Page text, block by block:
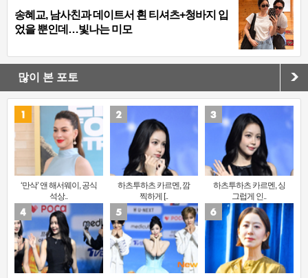
송혜교, 남사친과 데이트서 흰 티셔츠+청바지 입
었을 뿐인데…빛나는 미모
많이 본 포토
‘만삭’ 앤 해서웨이, 공식
석상..
하츠투하츠 카르멘, 깜
찍하게 [..
하츠투하츠 카르멘, 싱
그럽게 인..